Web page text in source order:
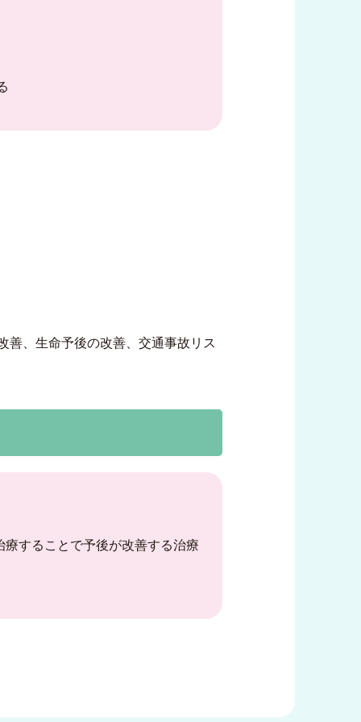
善、生命予後の改善、交通事故リス
することで予後が改善する治療